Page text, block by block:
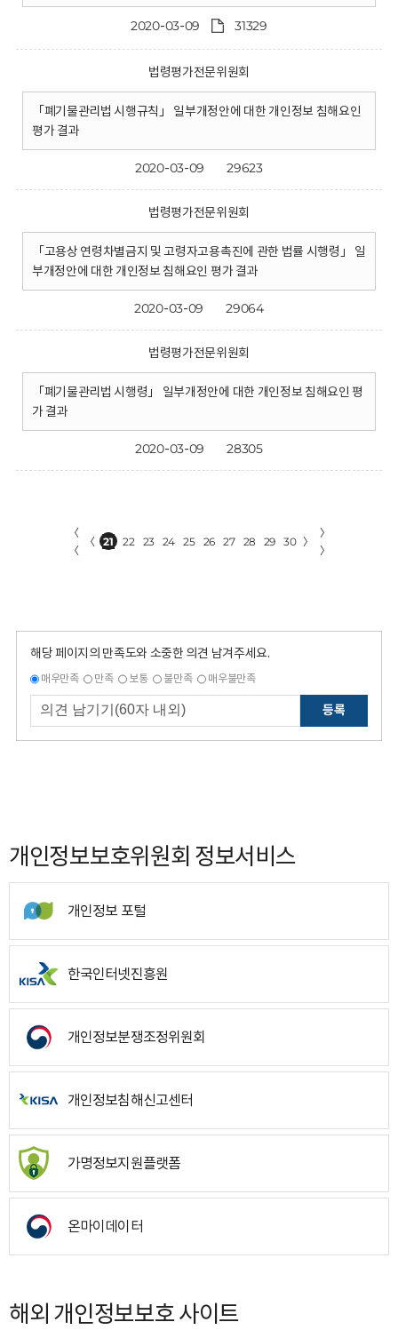
2020-03-09 31329
법령평가전문위원회
「폐기물관리법 시행규칙」 일부개정안에 대한 개인정보 침해요인
평가 결과
2020-03-09 29623
법령평가전문위원회
「고용상 연령차별금지 및 고령자고용촉진에 관한 법률 시행령」 일
부개정안에 대한 개인정보 침해요인 평가 결과
2020-03-09 29064
법령평가전문위원회
「폐기물관리법 시행령」 일부개정안에 대한 개인정보 침해요인 평
가 결과
2020-03-09 28305
〈
〈
〈 21 22 23 24 25 26 27 28 29 30 〉
〉
〉
해당 페이지의 만족도와 소중한 의견 남겨주세요.
매우만족 만족 보통 불만족 매우불만족
등록
개인정보보호위원회 정보서비스
개인정보 포털
한국인터넷진흥원
개인정보분쟁조정위원회
개인정보침해신고센터
가명정보지원플랫폼
온마이데이터
해외 개인정보보호 사이트